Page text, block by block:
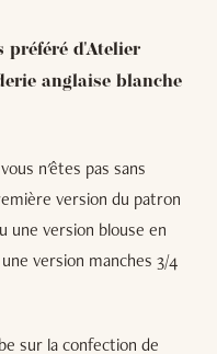
préféré d'Atelier
anglaise blanche
n'êtes pas sans
version du patron
une version blouse en
version manches 3/4
sur la confection de